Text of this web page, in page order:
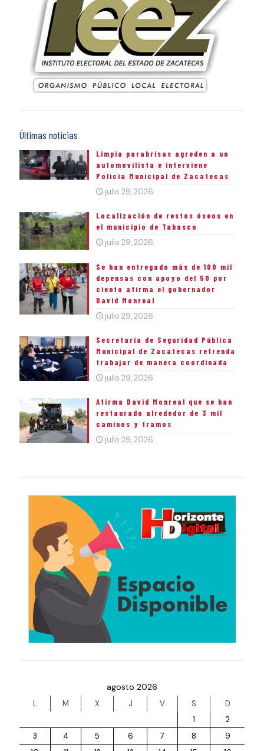
Últimas noticias
Limpia parabrisas agreden a un
automovilista e interviene
Policía Municipal de Zacatecas
julio 29, 2026
Localización de restos óseos en
el municipio de Tabasco
julio 29, 2026
Se han entregado más de 100 mil
depensas con apoyo del 50 por
ciento afirma el gobernador
David Monreal
julio 29, 2026
Secretaría de Seguridad Pública
Municipal de Zacatecas refrenda
trabajar de manera coordinada
julio 29, 2026
Afirma David Monreal que se han
restaurado alrededor de 3 mil
caminos y tramos
julio 29, 2026
agosto 2026
L M X J V S
D
1
2
3
4 5 6 7 8
9